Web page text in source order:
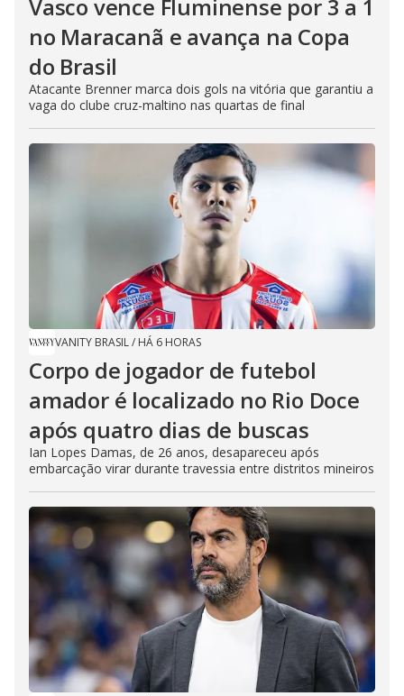
Vasco vence Fluminense por 3 a 1
no Maracanã e avança na Copa
do Brasil
Atacante Brenner marca dois gols na vitória que garantiu a
vaga do clube cruz-maltino nas quartas de final
VANITY BRASIL/ HÁ 6 HORAS
Corpo de jogador de futebol
amador é localizado no Rio Doce
após quatro dias de buscas
Ian Lopes Damas, de 26 anos, desapareceu após
embarcação virar durante travessia entre distritos mineiros